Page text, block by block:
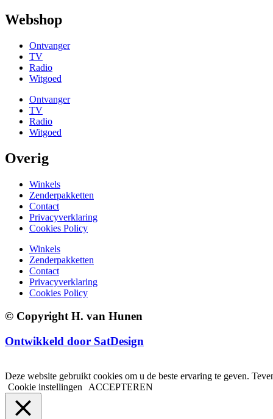
Webshop
Ontvanger
TV
Radio
Witgoed
Ontvanger
TV
Radio
Witgoed
Overig
Winkels
Zenderpakketten
Contact
Privacyverklaring
Cookies Policy
Winkels
Zenderpakketten
Contact
Privacyverklaring
Cookies Policy
© Copyright H. van Hunen
Ontwikkeld door SatDesign
Deze website gebruikt cookies om u de beste ervaring te geven.
Cookie instellingen
ACCEPTEREN